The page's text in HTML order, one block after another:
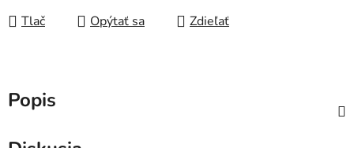
Tlač Opýtať sa Zdieľať
Popis